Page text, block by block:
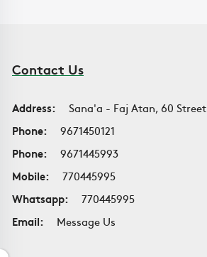
Contact Us
Address:
Sana'a - Faj Atan, 60 Street
Phone:
9671450121
Phone:
9671445993
Mobile:
770445995
Whatsapp:
770445995
Email:
Message Us